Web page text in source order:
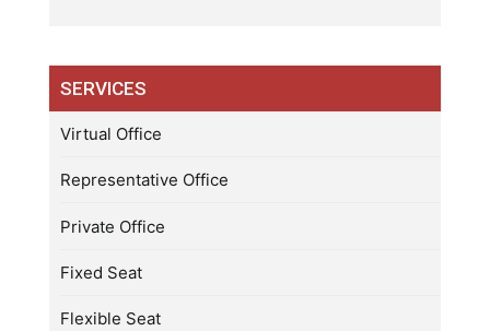
SERVICES
Virtual Office
Representative Office
Private Office
Fixed Seat
Flexible Seat